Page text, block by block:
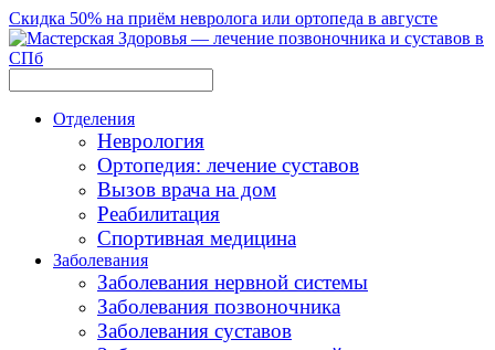
Скидка 50% на приём невролога или ортопеда в августе
Отделения
Неврология
Ортопедия: лечение суставов
Вызов врача на дом
Реабилитация
Спортивная медицина
Заболевания
Заболевания нервной системы
Заболевания позвоночника
Заболевания суставов